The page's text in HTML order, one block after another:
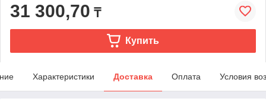
31 300,70 ₸
Купить
Характеристики Доставка Оплата Условия